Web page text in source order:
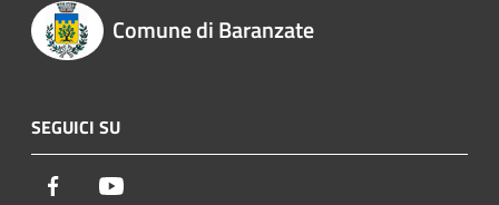
Comune di Baranzate
SEGUICI SU
Facebook